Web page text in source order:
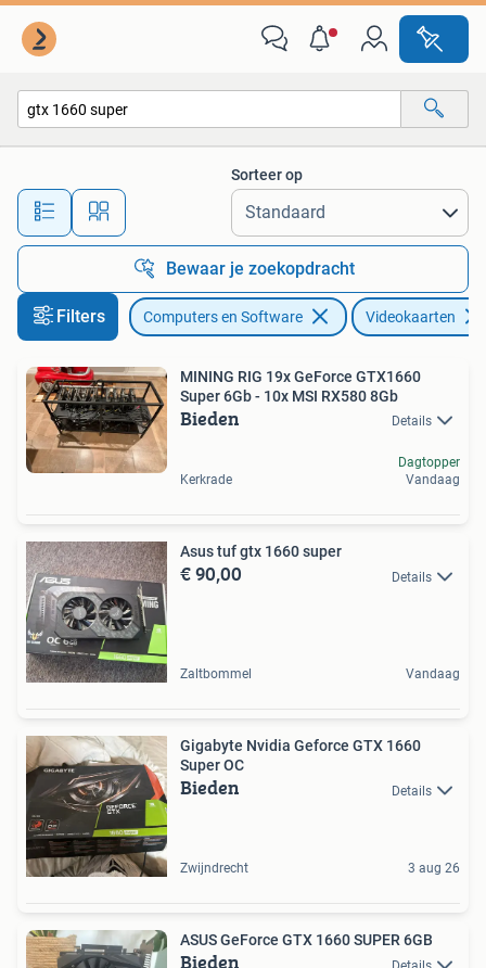
Alle afstanden…
Sorteer op
Bewaar je zoekopdracht
Filters Computers en Software Videokaarten
MINING RIG 19x GeForce GTX1660
Super 6Gb - 10x MSI RX580 8Gb
Bieden Details
Kerkrade
Dagtopper
Vandaag
Asus tuf gtx 1660 super
€ 90,00 Details
Zaltbommel Vandaag
Gigabyte Nvidia Geforce GTX 1660
Super OC
Bieden Details
Zwijndrecht 3 aug 26
ASUS GeForce GTX 1660 SUPER 6GB